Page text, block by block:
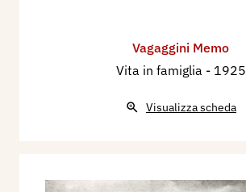
Vagaggini Memo
Vita in famiglia - 1925
Visualizza scheda